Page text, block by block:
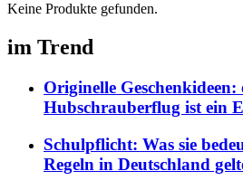
Keine Produkte gefunden.
im Trend
Originelle Geschenkideen:
Hubschrauberflug ist ein
Schulpflicht: Was sie
Regeln in Deutschland